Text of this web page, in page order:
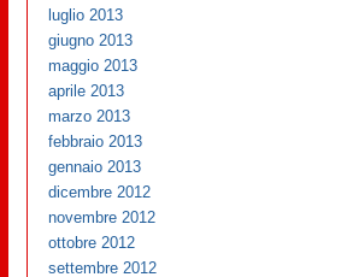
luglio 2013
giugno 2013
maggio 2013
aprile 2013
marzo 2013
febbraio 2013
gennaio 2013
dicembre 2012
novembre 2012
ottobre 2012
settembre 2012